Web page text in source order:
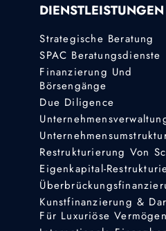
DIENSTLEISTUNGEN
Strategische Beratung
SPAC Beratungsdienste
Finanzierung Und
Börsengänge
Due Diligence
Restrukturierung Von
Eigenkapital-
Kunstfinanzierung &
Für Luxuriöse